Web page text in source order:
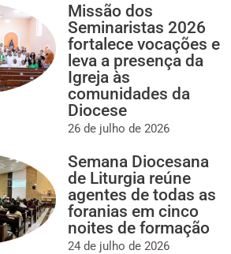
Missão dos
Seminaristas 2026
fortalece vocações e
leva a presença da
Igreja às
comunidades da
Diocese
26 de julho de 2026
Semana Diocesana
de Liturgia reúne
agentes de todas as
foranias em cinco
noites de formação
24 de julho de 2026